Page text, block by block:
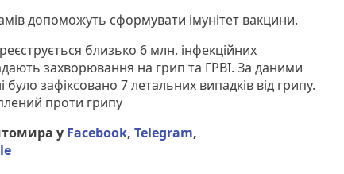
допоможуть сформувати імунітет вакцини.
близько 6 млн. інфекційних
захворювання на грип та ГРВІ. За даними
було зафіксовано 7 летальних випадків від грипу.
проти грипу
у Facebook,Telegram,